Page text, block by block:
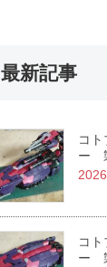
最新記事
コ
ー
コ
ー